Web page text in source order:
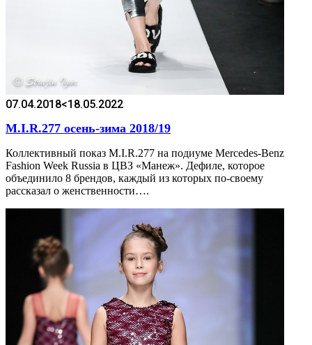
07.04.2018<18.05.2022
M.I.R.277 осень-зима 2018/19
Коллективный показ M.I.R.277 на подиуме Mercedes-Benz
Fashion Week Russia в ЦВЗ «Манеж». Дефиле, которое
объединило 8 брендов, каждый из которых по-своему
рассказал о женственности….